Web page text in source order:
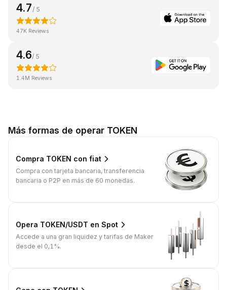
4.7 / 5
47K Reviews
4.6/ 5
1.4M Reviews
Más formas de operar TOKEN
Compra TOKEN con fiat
Compra con tarjeta bancaria, transferencia
bancaria o P2P en más de 60 monedas.
Opera TOKEN/USDT en Spot
Accede a una gran liquidez y tarifas de Maker
desde el 0,1%.